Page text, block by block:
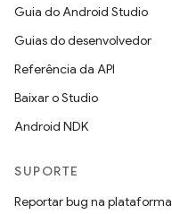
Guia do Android Studio
Guias do desenvolvedor
Referência da API
Baixar o Studio
Android NDK
SUPORTE
Reportar bug na plataforma